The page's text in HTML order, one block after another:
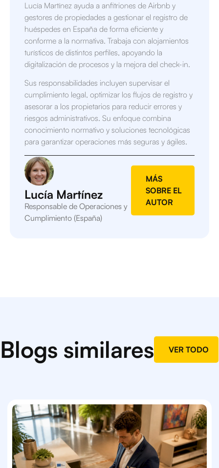
Lucía Martínez ayuda a anfitriones de Airbnb y
gestores de propiedades a gestionar el registro de
huéspedes en España de forma eficiente y
conforme a la normativa. Trabaja con alojamientos
turísticos de distintos perfiles, apoyando la
digitalización de procesos y la mejora del check-in.
Sus responsabilidades incluyen supervisar el
cumplimiento legal, optimizar los flujos de registro y
asesorar a los propietarios para reducir errores y
riesgos administrativos. Su enfoque combina
conocimiento normativo y soluciones tecnológicas
para garantizar operaciones más seguras y ágiles.
Lucía Martínez
Responsable de Operaciones y
Cumplimiento (España)
MÁS
SOBRE EL
AUTOR
Blogs similares VER TODO